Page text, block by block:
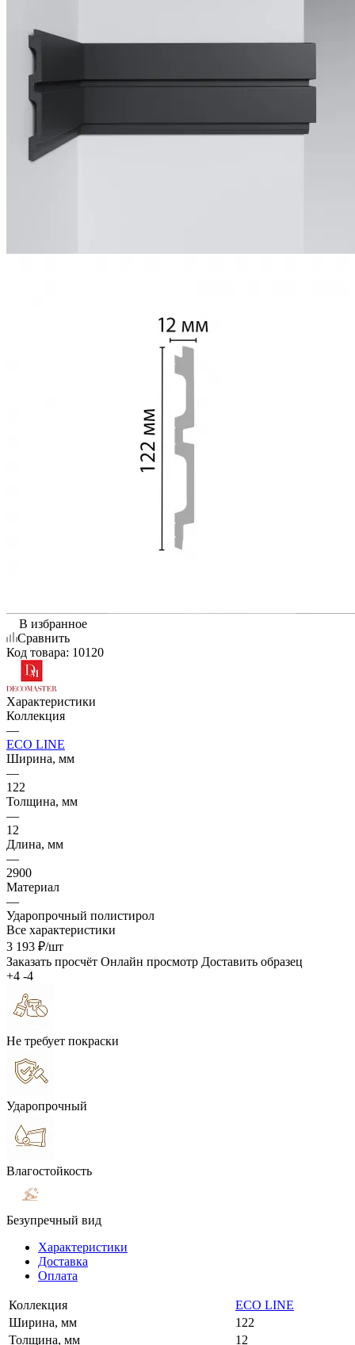
В избранное
Сравнить
Код товара: 10120
Характеристики
Коллекция
—
ECO LINE
Ширина, мм
—
122
Толщина, мм
—
12
Длина, мм
—
2900
Материал
—
Ударопрочный полистирол
Все характеристики
3 193 ₽/шт
Заказать просчёт Онлайн просмотр Доставить образец
+4 -4
Не требует покраски
Ударопрочный
Влагостойкость
Безупречный вид
Характеристики
Доставка
Оплата
Коллекция
ECO LINE
Ширина, мм
122
Толщина, мм
12